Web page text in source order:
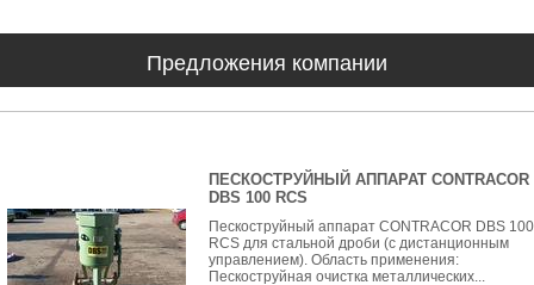
Предложения компании
ПЕСКОСТРУЙНЫЙ АППАРАТ CONTRACOR
DBS 100 RCS
Пескоструйный аппарат CONTRACOR DBS 100
RCS для стальной дроби (с дистанционным
управлением). Область применения:
Пескоструйная очистка металлических...